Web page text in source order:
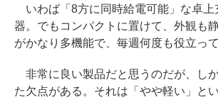
いわば「8方に同時給電可能」な卓上
器。でもコンパクトに置けて、外観も
がかなり多機能で、毎週何度も役立っ
非常に良い製品だと思うのだが、し
た欠点がある。それは「やや軽い」とい